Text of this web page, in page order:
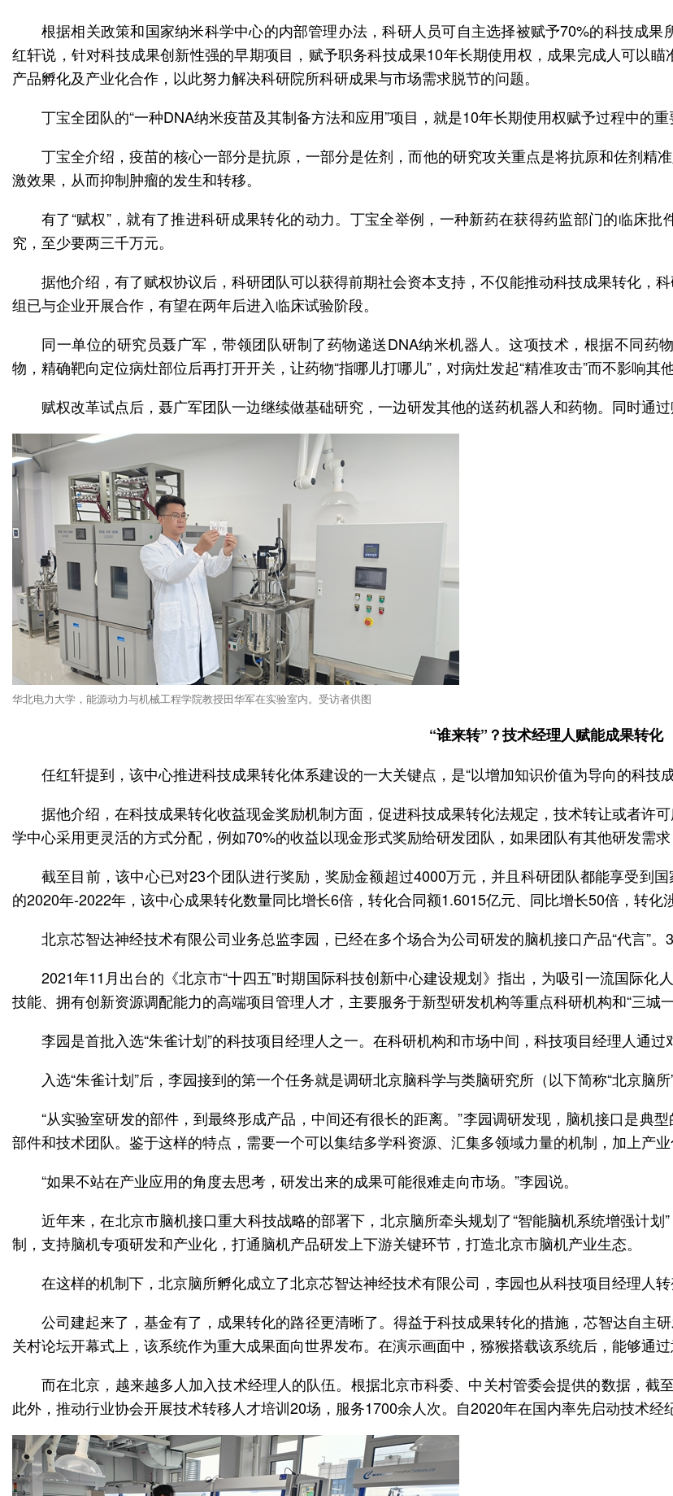
根据相关政策和国家纳米科学中心的内部管理办法，科研人员可自主选择被赋予70%的科技成
红轩说，针对科技成果创新性强的早期项目，赋予职务科技成果10年长期使用权，成果完成人可以瞄
产品孵化及产业化合作，以此努力解决科研院所科研成果与市场需求脱节的问题。
丁宝全团队的“一种DNA纳米疫苗及其制备方法和应用”项目，就是10年长期使用权赋予过程中的重
丁宝全介绍，疫苗的核心一部分是抗原，一部分是佐剂，而他的研究攻关重点是将抗原和佐剂精
激效果，从而抑制肿瘤的发生和转移。
有了“赋权”，就有了推进科研成果转化的动力。丁宝全举例，一种新药在获得药监部门的临床
究，至少要两三千万元。
据他介绍，有了赋权协议后，科研团队可以获得前期社会资本支持，不仅能推动科技成果转化，
组已与企业开展合作，有望在两年后进入临床试验阶段。
同一单位的研究员聂广军，带领团队研制了药物递送DNA纳米机器人。这项技术，根据不同
物，精确靶向定位病灶部位后再打开开关，让药物“指哪儿打哪儿”，对病灶发起“精准攻击”而不影响其他
赋权改革试点后，聂广军团队一边继续做基础研究，一边研发其他的送药机器人和药物。同时通
华北电力大学，能源动力与机械工程学院教授田华军在实验室内。受访者供图
“谁来转”？技术经理人赋能成果转化
任红轩提到，该中心推进科技成果转化体系建设的一大关键点，是“以增加知识价值为导向的科技成
据他介绍，在科技成果转化收益现金奖励机制方面，促进科技成果转化法规定，技术转让或者许
学中心采用更灵活的方式分配，例如70%的收益以现金形式奖励给研发团队，如果团队有其他研发需求
截至目前，该中心已对23个团队进行奖励，奖励金额超过4000万元，并且科研团队都能享受到
的2020年-2022年，该中心成果转化数量同比增长6倍，转化合同额1.6015亿元、同比增长50倍，转化
北京芯智达神经技术有限公司业务总监李园，已经在多个场合为公司研发的脑机接口产品“代言”。
2021年11月出台的《北京市“十四五”时期国际科技创新中心建设规划》指出，为吸引一流国际化
技能、拥有创新资源调配能力的高端项目管理人才，主要服务于新型研发机构等重点科研机构和“三城一
李园是首批入选“朱雀计划”的科技项目经理人之一。在科研机构和市场中间，科技项目经理人通过
入选“朱雀计划”后，李园接到的第一个任务就是调研北京脑科学与类脑研究所（以下简称“北京脑所”
“从实验室研发的部件，到最终形成产品，中间还有很长的距离。”李园调研发现，脑机接口是典
部件和技术团队。鉴于这样的特点，需要一个可以集结多学科资源、汇集多领域力量的机制，加上产
“如果不站在产业应用的角度去思考，研发出来的成果可能很难走向市场。”李园说。
近年来，在北京市脑机接口重大科技战略的部署下，北京脑所牵头规划了“智能脑机系统增强计
制，支持脑机专项研发和产业化，打通脑机产品研发上下游关键环节，打造北京市脑机产业生态。
在这样的机制下，北京脑所孵化成立了北京芯智达神经技术有限公司，李园也从科技项目经理人转
公司建起来了，基金有了，成果转化的路径更清晰了。得益于科技成果转化的措施，芯智达自主
关村论坛开幕式上，该系统作为重大成果面向世界发布。在演示画面中，猕猴搭载该系统后，能够通
而在北京，越来越多人加入技术经理人的队伍。根据北京市科委、中关村管委会提供的数据，截
此外，推动行业协会开展技术转移人才培训20场，服务1700余人次。自2020年在国内率先启动技术经